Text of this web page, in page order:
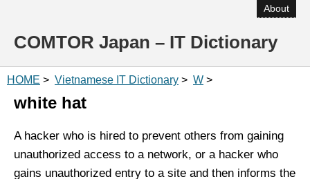
About
COMTOR Japan – IT Dictionary
HOME > Vietnamese IT Dictionary > W >
white hat
A hacker who is hired to prevent others from gaining
unauthorized access to a network, or a hacker who
gains unauthorized entry to a site and then informs the